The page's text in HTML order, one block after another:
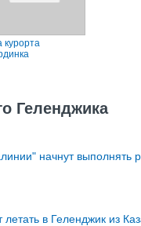
курорта
Геленджика
начнут выполнять
летать в Геленджик из